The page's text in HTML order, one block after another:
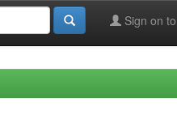
Sign on